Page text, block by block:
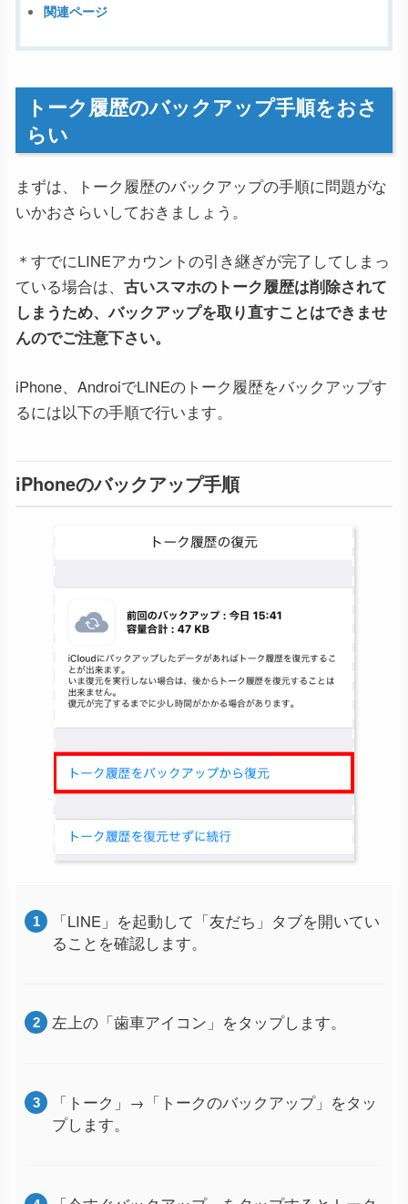
関連ページ
トーク履歴のバックアップ手順をおさ
らい
まずは、トーク履歴のバックアップの手順に問題がな
いかおさらいしておきましょう。
＊すでにLINEアカウントの引き継ぎが完了してしまっ
ている場合は、 古いスマホのトーク履歴は削除されて
しまうため、バックアップを取り直すことはできませ
んのでご注意下さい。
iPhone、AndroiでLINEのトーク履歴をバックアップす
るには以下の手順で行います。
iPhoneのバックアップ手順
「LINE」を起動して「友だち」タブを開いてい
ることを確認します。
左上の「歯車アイコン」をタップします。
「トーク」→「トークのバックアップ」をタッ
プします。